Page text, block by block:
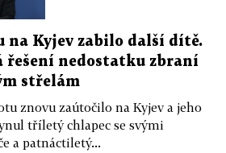
na Kyjev zabilo další dítě.
řešení nedostatku zbraní
střelám
znovu zaútočilo na Kyjev a jeho
tříletý chlapec se svými
a patnáctiletý...